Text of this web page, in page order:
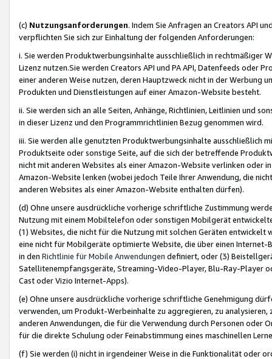
(c) Nutzungsanforderungen. Indem Sie Anfragen an Creators API
verpflichten Sie sich zur Einhaltung der folgenden Anforderungen:
i. Sie werden Produktwerbungsinhalte ausschließlich in rechtmäßiger
Lizenz nutzen.Sie werden Creators API und PA API, Datenfeeds oder
einer anderen Weise nutzen, deren Hauptzweck nicht in der Werbung
Produkten und Dienstleistungen auf einer Amazon-Website besteht.
ii. Sie werden sich an alle Seiten, Anhänge, Richtlinien, Leitlinien und
in dieser Lizenz und den Programmrichtlinien Bezug genommen wird.
iii. Sie werden alle genutzten Produktwerbungsinhalte ausschließlich
Produktseite oder sonstige Seite, auf die sich der betreffende
nicht mit anderen Websites als einer Amazon-Website verlinken oder
Amazon-Website lenken (wobei jedoch Teile Ihrer Anwendung, die
anderen Websites als einer Amazon-Website enthalten dürfen).
(d) Ohne unsere ausdrückliche vorherige schriftliche Zustimmung
Nutzung mit einem Mobiltelefon oder sonstigen Mobilgerät
(1) Websites, die nicht für die Nutzung mit solchen Geräten
eine nicht für Mobilgeräte optimierte Website, die über einen
in den Richtlinie für Mobile Anwendungen definiert, oder (3)
Satellitenempfangsgeräte, Streaming-Video-Player, Blu-Ray-Player
Cast oder Vizio Internet-Apps).
(e) Ohne unsere ausdrückliche vorherige schriftliche Genehmigung
verwenden, um Produkt-Werbeinhalte zu aggregieren, zu
anderen Anwendungen, die für die Verwendung durch Personen
für die direkte Schulung oder Feinabstimmung eines maschinellen
(f) Sie werden (i) nicht in irgendeiner Weise in die Funktionalität oder